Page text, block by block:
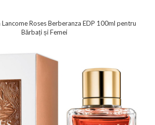
Roses Berberanza EDP 100ml pentru
Bărbați și Femei